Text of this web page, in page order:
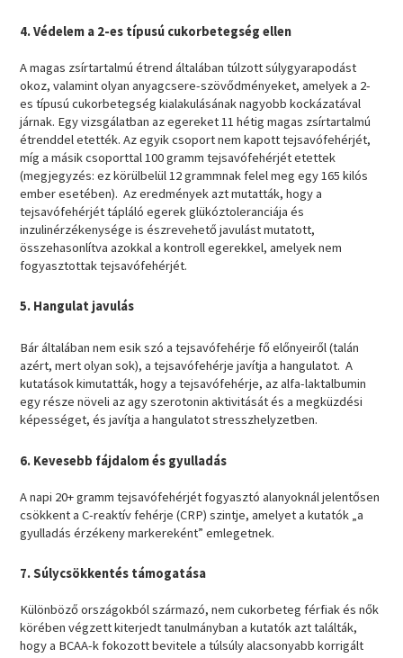
4. Védelem a 2-es típusú cukorbetegség ellen
A magas zsírtartalmú étrend általában túlzott súlygyarapodást
okoz, valamint olyan anyagcsere-szövődményeket, amelyek a 2-
es típusú cukorbetegség kialakulásának nagyobb kockázatával
járnak. Egy vizsgálatban az egereket 11 hétig magas zsírtartalmú
étrenddel etették. Az egyik csoport nem kapott tejsavófehérjét,
míg a másik csoporttal 100 gramm tejsavófehérjét etettek
(megjegyzés: ez körülbelül 12 grammnak felel meg egy 165 kilós
ember esetében). Az eredmények azt mutatták, hogy a
tejsavófehérjét tápláló egerek glükóztoleranciája és
inzulinérzékenysége is észrevehető javulást mutatott,
összehasonlítva azokkal a kontroll egerekkel, amelyek nem
fogyasztottak tejsavófehérjét.
5. Hangulat javulás
Bár általában nem esik szó a tejsavófehérje fő előnyeiről (talán
azért, mert olyan sok), a tejsavófehérje javítja a hangulatot. A
kutatások kimutatták, hogy a tejsavófehérje, az alfa-laktalbumin
egy része növeli az agy szerotonin aktivitását és a megküzdési
képességet, és javítja a hangulatot stresszhelyzetben.
6. Kevesebb fájdalom és gyulladás
A napi 20+ gramm tejsavófehérjét fogyasztó alanyoknál jelentősen
csökkent a C-reaktív fehérje (CRP) szintje, amelyet a kutatók „a
gyulladás érzékeny markereként” emlegetnek.
7. Súlycsökkentés támogatása
Különböző országokból származó, nem cukorbeteg férfiak és nők
körében végzett kiterjedt tanulmányban a kutatók azt találták,
hogy a BCAA-k fokozott bevitele a túlsúly alacsonyabb korrigált